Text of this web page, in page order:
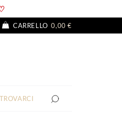
CARRELLO 0,00 €